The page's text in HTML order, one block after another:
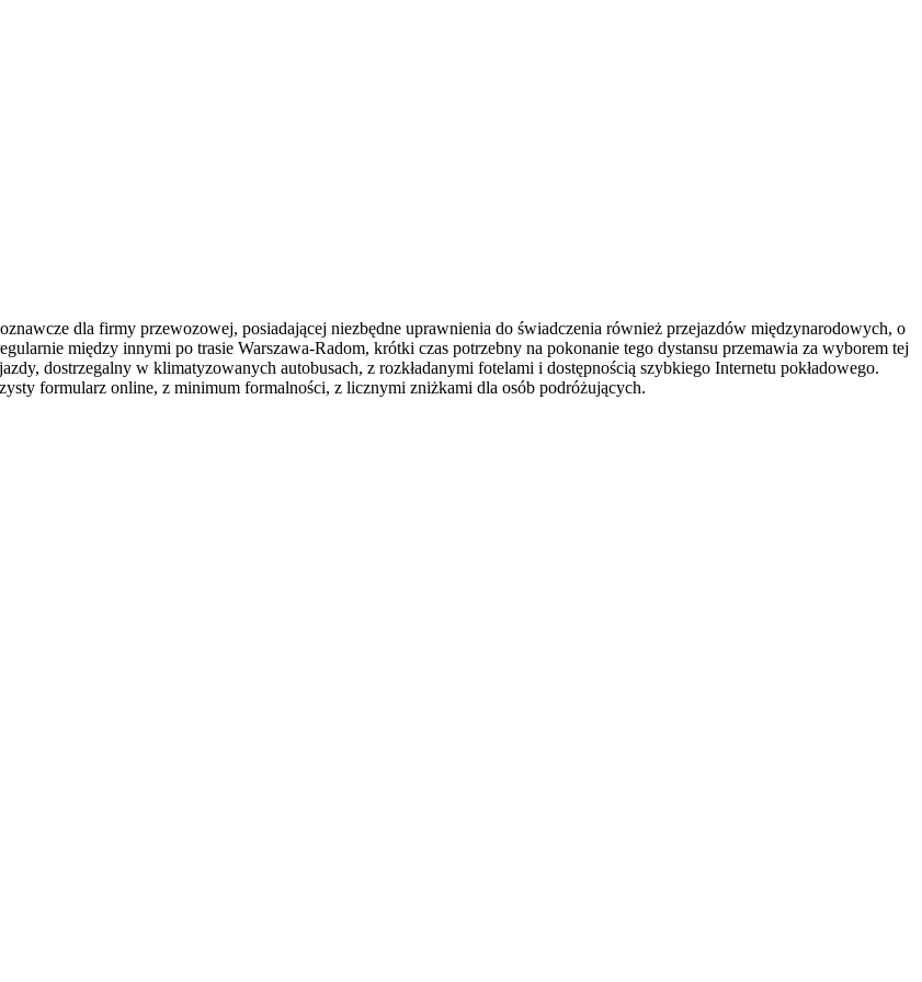
dla firmy przewozowej, posiadającej niezbędne uprawnienia do świadczenia również przejazdów międzynarodowych, o
między innymi po trasie Warszawa-Radom, krótki czas potrzebny na pokonanie tego dystansu przemawia za wyborem tej
dostrzegalny w klimatyzowanych autobusach, z rozkładanymi fotelami i dostępnością szybkiego Internetu pokładowego.
formularz online, z minimum formalności, z licznymi zniżkami dla osób podróżujących.